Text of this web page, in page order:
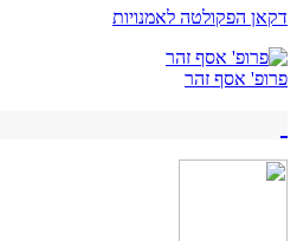
דקאן הפקולטה לאמנויות
פרופ' אסף זהר